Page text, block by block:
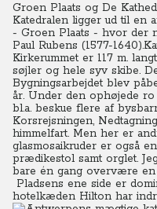
Groen Plaats og De
Katedralen ligger ud til en
- Groen Plaats - hvor der
Paul Rubens (1577-
Kirkerummet er 117 m.
søjler og hele syv skibe.
Bygningsarbejdet blev
år. Under den ophøjede
bl.a. beskue flere af
Korsrejsningen,
himmelfart. Men her er
glasmosaikruder er også
prædikestol samt orglet.
bare én gang overvære
Pladsens ene side er
hotelkæden Hilton har